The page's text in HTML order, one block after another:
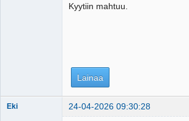
Kyytiin mahtuu.
Lainaa
Eki 24-04-2026 09:30:28